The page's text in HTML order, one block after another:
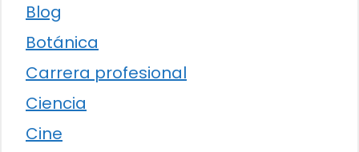
Blog
Botánica
Carrera profesional
Ciencia
Cine